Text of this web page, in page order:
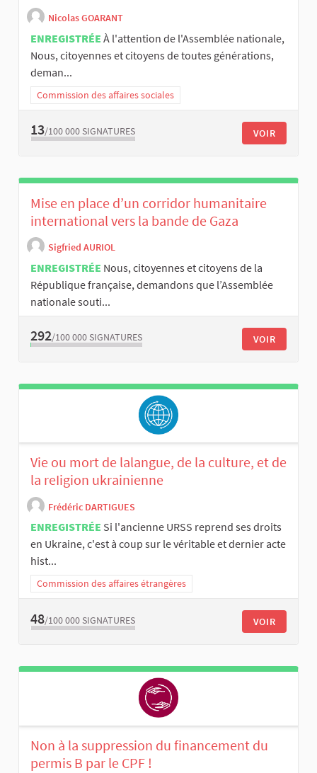
Nicolas GOARANT
ENREGISTRÉE À l'attention de l'Assemblée nationale,
Nous, citoyennes et citoyens de toutes générations,
deman...
Commission des affaires sociales
13/100 000 SIGNATURES VOIR
Mise en place d’un corridor humanitaire
international vers la bande de Gaza
Sigfried AURIOL
ENREGISTRÉE Nous, citoyennes et citoyens de la
République française, demandons que l’Assemblée
nationale souti...
292/100 000 SIGNATURES VOIR
Vie ou mort de lalangue, de la culture, et de
la reIigion ukrainienne
Frédéric DARTIGUES
ENREGISTRÉE Si l'ancienne URSS reprend ses droits
en Ukraine, c'est à coup sur le véritable et dernier acte
hist...
Commission des affaires étrangères
48/100 000 SIGNATURES VOIR
Non à la suppression du financement du
permis B par le CPF !